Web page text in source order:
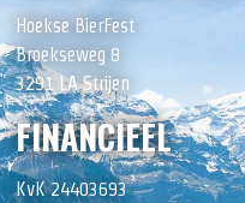
Hoekse BierFest
Broekseweg 8
3291 LA Strijen
FINANCIEEL
KvK 24403693